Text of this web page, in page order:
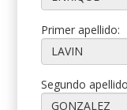
Primer apellido:
Segundo